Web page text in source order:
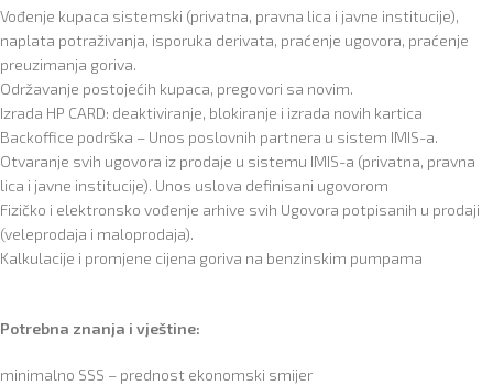
Vođenje kupaca sistemski (privatna, pravna lica i javne institucije),
naplata potraživanja, isporuka derivata, praćenje ugovora, praćenje
preuzimanja goriva.
Održavanje postojećih kupaca, pregovori sa novim.
Izrada HP CARD: deaktiviranje, blokiranje i izrada novih kartica
Backoffice podrška – Unos poslovnih partnera u sistem IMIS-a.
Otvaranje svih ugovora iz prodaje u sistemu IMIS-a (privatna, pravna
lica i javne institucije). Unos uslova definisani ugovorom
Fizičko i elektronsko vođenje arhive svih Ugovora potpisanih u prodaji
(veleprodaja i maloprodaja).
Kalkulacije i promjene cijena goriva na benzinskim pumpama
Potrebna znanja i vještine:
minimalno SSS – prednost ekonomski smijer